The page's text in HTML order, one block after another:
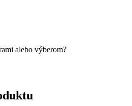
alebo výberom?